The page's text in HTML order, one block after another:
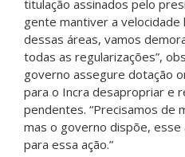
titulação assinados pelo
gente mantiver a
dessas áreas, vamos
todas as regularizações”,
governo assegure dotação
para o Incra desapropriar e
pendentes. “Precisamos de
mas o governo dispõe, esse
para essa ação.”